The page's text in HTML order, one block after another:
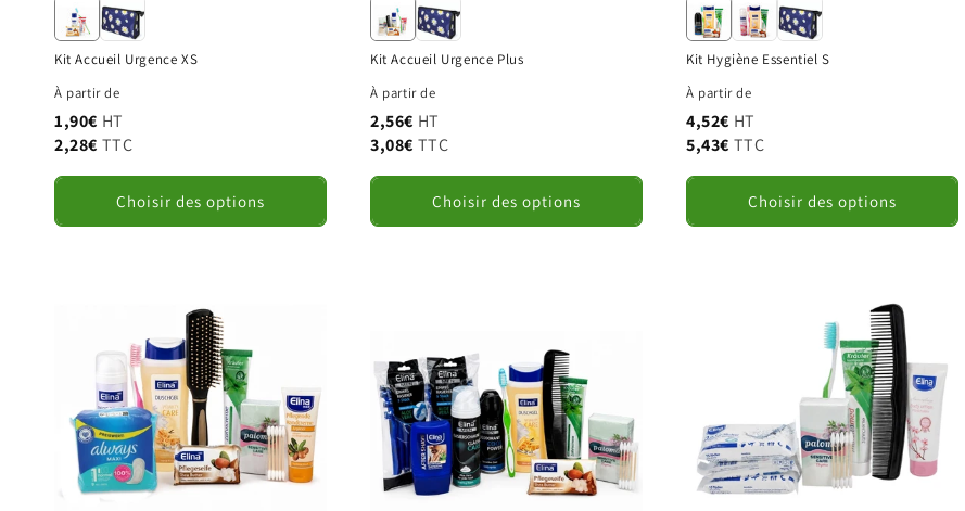
Kit Accueil Urgence XS
À partir de
1,90€ HT
2,28€ TTC
Choisir des options
Kit Accueil Urgence Plus
À partir de
2,56€ HT
3,08€ TTC
Choisir des options
Kit Hygiène Essentiel S
À partir de
4,52€ HT
5,43€ TTC
Choisir des options
Nom
Email Téléphone
Ville Code postal
Pays
Informations complémentaires